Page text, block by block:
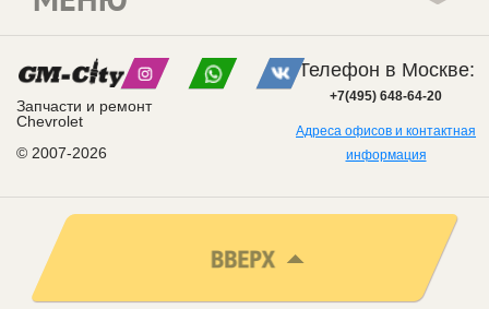
Запчасти и ремонт
Chevrolet
© 2007-2026
Телефон в Москве:
+7(495) 648-64-20
Адреса офисов и контактная
информация